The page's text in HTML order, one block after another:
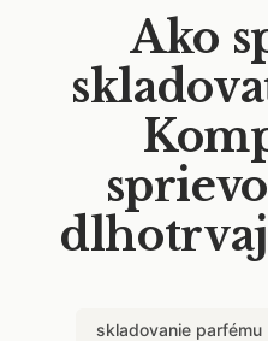
Ako
skladovanie parfému